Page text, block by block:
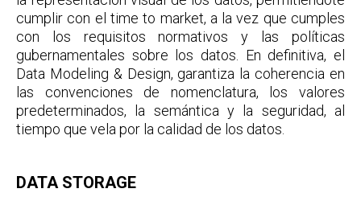
cumplir con el time to market, a la vez que cumples
con los requisitos normativos y las políticas
gubernamentales sobre los datos. En definitiva, el
Data Modeling & Design, garantiza la coherencia en
las convenciones de nomenclatura, los valores
predeterminados, la semántica y la seguridad, al
tiempo que vela por la calidad de los datos.
DATA STORAGE